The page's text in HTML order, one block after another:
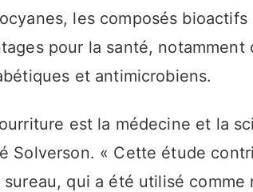
les composés
pour la santé,
et antimicrobiens.
est la médecine et la
Solverson. « Cette étude
sureau, qui a été utilisé